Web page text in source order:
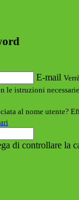
E-mail
le istruzioni
al nome utente?
di controllare la